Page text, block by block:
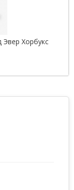
Эвер Хорбукс